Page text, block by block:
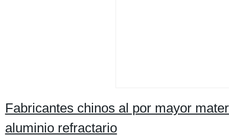
Fabricantes chinos al por mayor
aluminio refractario